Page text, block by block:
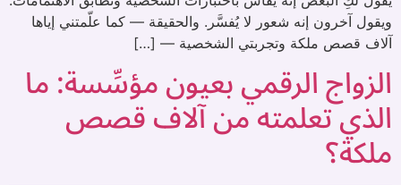
ويقول آخرون إنه شعور لا يُفسَّر. والحقيقة — كما علّمتني إياها
آلاف قصص ملكة وتجربتي الشخصية — […]
الزواج الرقمي بعيون مؤسِّسة: ما
الذي تعلمته من آلاف قصص
ملكة؟